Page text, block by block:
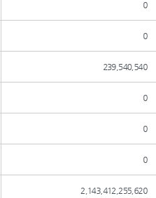
0
0
239,540,540
0
0
0
2,143,412,255,620